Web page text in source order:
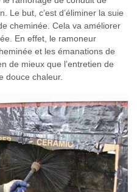
Le but, c’est d’éliminer la suie
cheminée. Cela va améliorer
En effet, le ramoneur
et les émanations de
de mieux que l’entretien de
douce chaleur.